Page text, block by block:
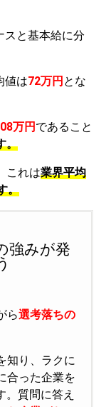
スと基本給に分
値は72万円 とな
万円 であること
。
これは業界平均
。
強みが発
ら選考落ちの
知り、ラクに
合った企業を
。質問に答え